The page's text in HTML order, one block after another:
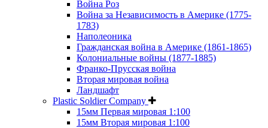
Война Роз
Война за Независимость в Америке (1775-
1783)
Наполеоника
Гражданская война в Америке (1861-1865)
Колониальные войны (1877-1885)
Франко-Прусская война
Вторая мировая война
Ландшафт
Plastic Soldier Company
15мм Первая мировая 1:100
15мм Вторая мировая 1:100